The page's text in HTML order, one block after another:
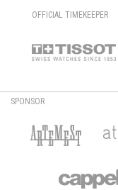
OFFICIAL TIMEKEEPER
SPONSOR